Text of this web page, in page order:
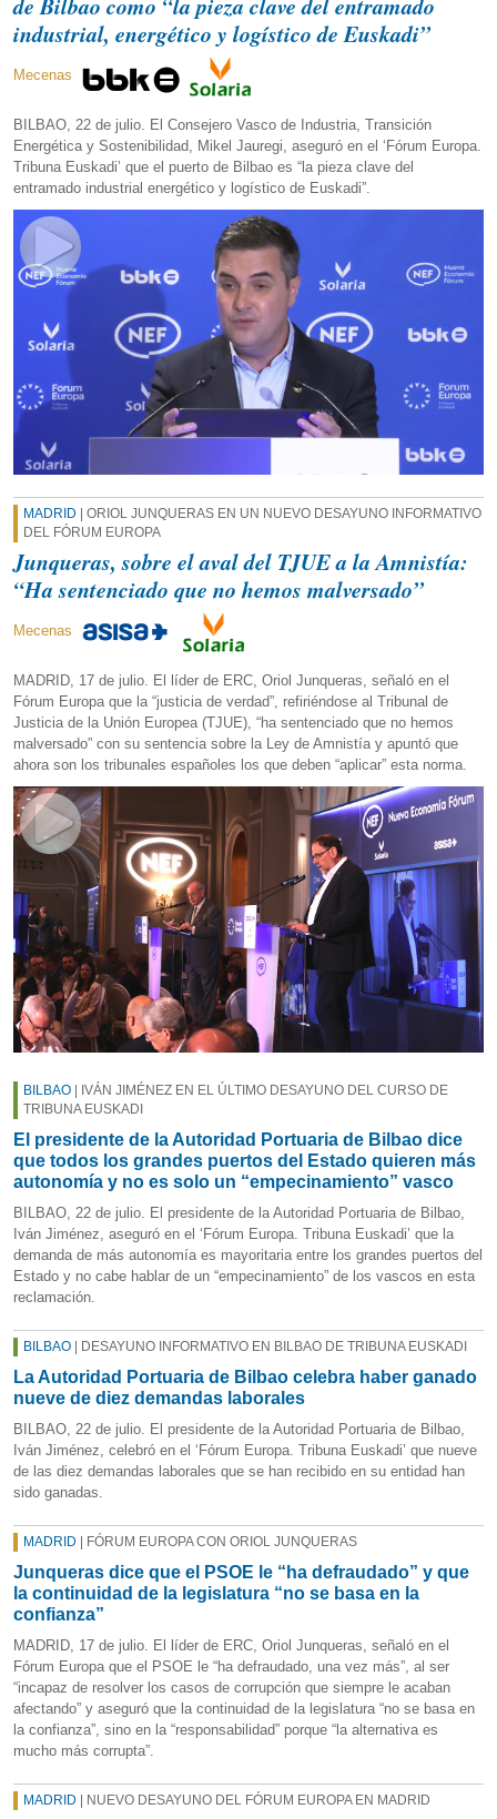
BILBAO | IVÁN JIMÉNEZ EN EL ÚLTIMO DESAYUNO DEL CURSO DE
TRIBUNA EUSKADI
El presidente de la Autoridad Portuaria de Bilbao dice
que todos los grandes puertos del Estado quieren más
autonomía y no es solo un “empecinamiento” vasco
BILBAO, 22 de julio. El presidente de la Autoridad Portuaria de Bilbao,
Iván Jiménez, aseguró en el ‘Fórum Europa. Tribuna Euskadi’ que la
demanda de más autonomía es mayoritaria entre los grandes puertos del
Estado y no cabe hablar de un “empecinamiento” de los vascos en esta
reclamación.
BILBAO | DESAYUNO INFORMATIVO EN BILBAO DE TRIBUNA EUSKADI
La Autoridad Portuaria de Bilbao celebra haber ganado
nueve de diez demandas laborales
BILBAO, 22 de julio. El presidente de la Autoridad Portuaria de Bilbao,
Iván Jiménez, celebró en el ‘Fórum Europa. Tribuna Euskadi’ que nueve
de las diez demandas laborales que se han recibido en su entidad han
sido ganadas.
MADRID | FÓRUM EUROPA CON ORIOL JUNQUERAS
Junqueras dice que el PSOE le “ha defraudado” y que
la continuidad de la legislatura “no se basa en la
confianza”
MADRID, 17 de julio. El líder de ERC, Oriol Junqueras, señaló en el
Fórum Europa que el PSOE le “ha defraudado, una vez más”, al ser
“incapaz de resolver los casos de corrupción que siempre le acaban
afectando” y aseguró que la continuidad de la legislatura “no se basa en
la confianza”, sino en la “responsabilidad” porque “la alternativa es
mucho más corrupta”.
MADRID | NUEVO DESAYUNO DEL FÓRUM EUROPA EN MADRID
industrial, energético y logístico de Euskadi”
Mecenas
BILBAO, 22 de julio. El Consejero Vasco de Industria, Transición
Energética y Sostenibilidad, Mikel Jauregi, aseguró en el ‘Fórum Europa.
Tribuna Euskadi’ que el puerto de Bilbao es “la pieza clave del
entramado industrial energético y logístico de Euskadi”.
MADRID | ORIOL JUNQUERAS EN UN NUEVO DESAYUNO INFORMATIVO
DEL FÓRUM EUROPA
Junqueras, sobre el aval del TJUE a la Amnistía:
“Ha sentenciado que no hemos malversado”
Mecenas
MADRID, 17 de julio. El líder de ERC, Oriol Junqueras, señaló en el
Fórum Europa que la “justicia de verdad”, refiriéndose al Tribunal de
Justicia de la Unión Europea (TJUE), “ha sentenciado que no hemos
malversado” con su sentencia sobre la Ley de Amnistía y apuntó que
ahora son los tribunales españoles los que deben “aplicar” esta norma.